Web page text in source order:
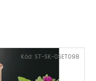
Kód: ST-SK-0SET098